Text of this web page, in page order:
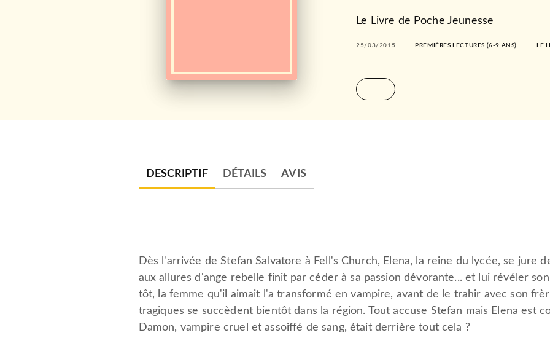
Le Livre de Poche Jeunesse
25/03/2015 PREMIÈRES LECTURES (6-9 ANS) LE
DESCRIPTIF DÉTAILS AVIS
Dès l'arrivée de Stefan Salvatore à Fell's Church, Elena, la reine du lycée, se jure
aux allures d'ange rebelle finit par céder à sa passion dévorante... et lui révéler
tôt, la femme qu'il aimait l'a transformé en vampire, avant de le trahir avec son
tragiques se succèdent bientôt dans la région. Tout accuse Stefan mais Elena est
Damon, vampire cruel et assoiffé de sang, était derrière tout cela ?